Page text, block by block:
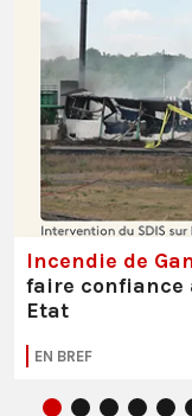
Incendie de
faire confiance
Etat
EN BREF